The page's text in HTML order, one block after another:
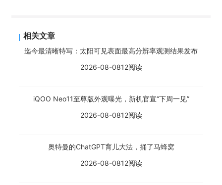
相关文章
迄今最清晰特写：太阳可见表面最高分辨率观测结果发布
2026-08-0812阅读
iQOO Neo11至尊版外观曝光，新机官宣“下周一见”
2026-08-0812阅读
奥特曼的ChatGPT育儿大法，捅了马蜂窝
2026-08-0812阅读